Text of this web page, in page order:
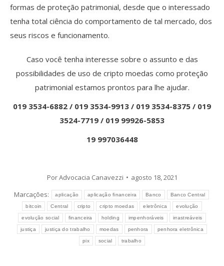
formas de proteção patrimonial, desde que o interessado
tenha total ciência do comportamento de tal mercado, dos
seus riscos e funcionamento.
Caso você tenha interesse sobre o assunto e das
possibilidades de uso de cripto moedas como proteção
patrimonial estamos prontos para lhe ajudar.
019 3534-6882 / 019 3534-9913 / 019 3534-8375 / 019
3524-7719 / 019 99926-5853
19 997036448
PorAdvocacia Canavezzi
agosto 18, 2021
Marcações:
aplicação aplicação financeira Banco Banco Central
bitcoin Central cripto cripto moedas eletrônica evolução
evolução social financeira holding impenhoráveis irrastreáveis
justiça justiça do trabalho moedas penhora penhora eletrônica
pix social trabalho